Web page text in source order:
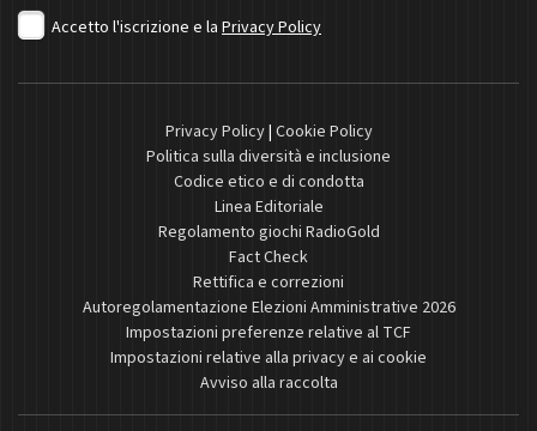
Accetto l'iscrizione e la Privacy Policy
Privacy Policy| Cookie Policy
Politica sulla diversità e inclusione
Codice etico e di condotta
Linea Editoriale
Regolamento giochi RadioGold
Fact Check
Rettifica e correzioni
Autoregolamentazione Elezioni Amministrative 2026
Impostazioni preferenze relative al TCF
Impostazioni relative alla privacy e ai cookie
Avviso alla raccolta